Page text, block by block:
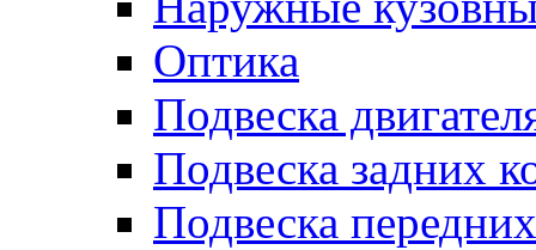
Оптика
Подвеска
Подвеска задних
Подвеска